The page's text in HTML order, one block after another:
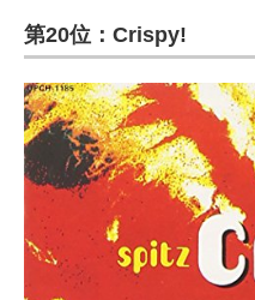
注目記事を集めた総合ページ
ITの今と未来を見通す
スマホと通信の最新トレンド
進化するPCとデバイスの未来
好きが集まる 比べて選べる
ビジネスと働き方のヒント
第20位：Crispy!